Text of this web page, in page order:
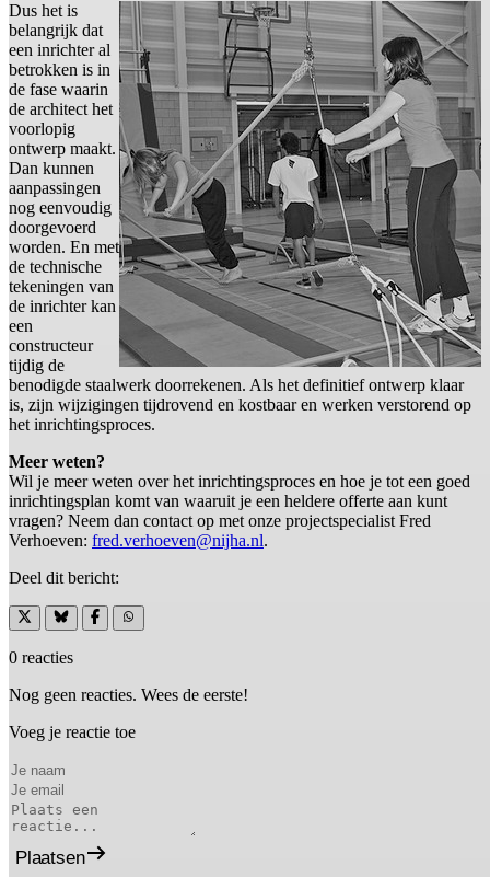
Dus het is
belangrijk dat
een inrichter al
betrokken is in
de fase waarin
de architect het
voorlopig
ontwerp maakt.
Dan kunnen
aanpassingen
nog eenvoudig
doorgevoerd
worden. En met
de technische
tekeningen van
de inrichter kan
een
constructeur
tijdig de
benodigde staalwerk doorrekenen. Als het definitief ontwerp klaar
is, zijn wijzigingen tijdrovend en kostbaar en werken verstorend op
het inrichtingsproces.
Meer weten?
Wil je meer weten over het inrichtingsproces en hoe je tot een goed
inrichtingsplan komt van waaruit je een heldere offerte aan kunt
vragen? Neem dan contact op met onze projectspecialist Fred
Verhoeven: fred.verhoeven@nijha.nl.
Deel dit bericht:
0 reacties
Nog geen reacties. Wees de eerste!
Voeg je reactie toe
Plaatsen